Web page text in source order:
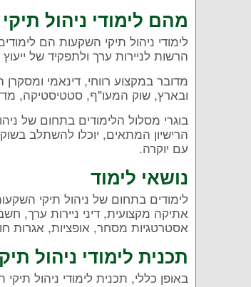
מהם לימודי ניהול
לימודי ניהול תיקי השקעות הם
הרשות לניירות ערך ולתפקיד של
מדובר במקצוע רווחי, דינאמי
ובארץ, שוק המעו"ף, סטטיסטיקה,
בוגרי מסלול הלימודים בתחום של
הרישיון המתאים, יוכלו להשתלב
עם יוקרה.
נושאי לימוד
לימודים בתחום של ניהול תיקי
אתיקה מקצועית, דיני ניירות ערך,
אסטרטגיות מסחר, אופציות, אגרות
תכנית לימודי ניהול
באופן כללי, תכנית לימודי ניהול